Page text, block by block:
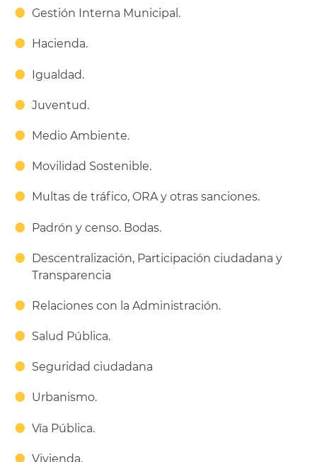
Gestión Interna Municipal.
Hacienda.
Igualdad.
Juventud.
Medio Ambiente.
Movilidad Sostenible.
Multas de tráfico, ORA y otras sanciones.
Padrón y censo. Bodas.
Descentralización, Participación ciudadana y
Transparencia
Relaciones con la Administración.
Salud Pública.
Seguridad ciudadana
Urbanismo.
Vía Pública.
Vivienda.